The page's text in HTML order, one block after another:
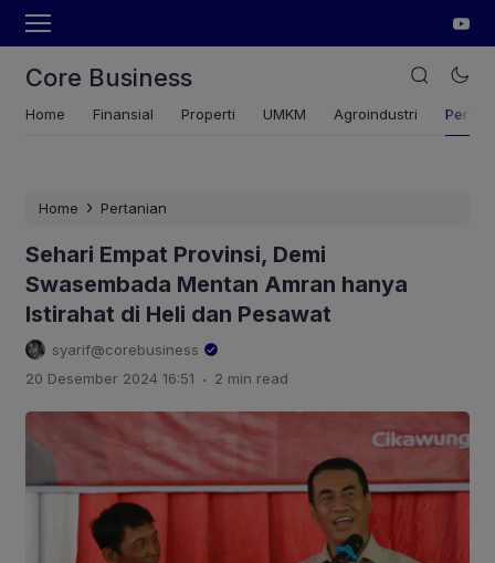
Core Business
Home Finansial Properti UMKM Agroindustri
Home › Pertanian
Sehari Empat Provinsi, Demi
Swasembada Mentan Amran hanya
Istirahat di Heli dan Pesawat
syarif@corebusiness
20 Desember 2024 16:51 . 2 min read